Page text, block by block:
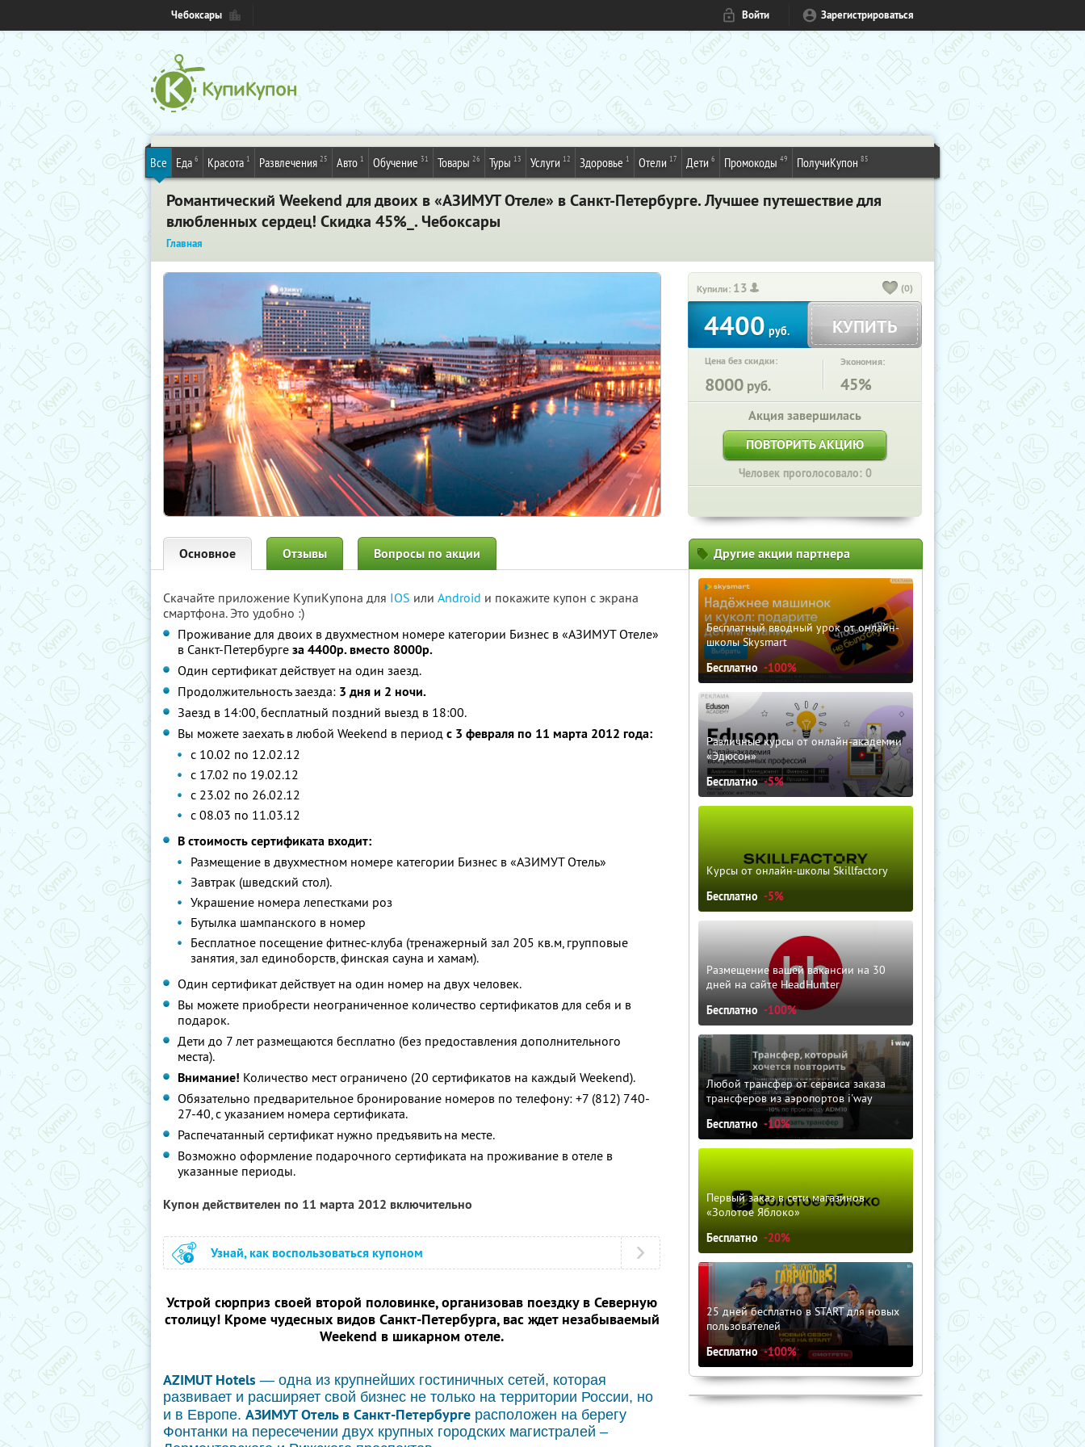
Чебоксары Войти Зарегистрироваться
Все Еда 6 Красота 1 Развлечения 25 Авто 1 Обучение 31 Товары 26 Туры 13 Услуги 12 Здоровье 1 Отели 17 Дети 6 Промокоды 49 ПолучиКупон 85
Романтический Weekend для двоих в «АЗИМУТ Отеле» в Санкт-Петербурге. Лучшее путешествие для
влюбленных сердец! Скидка 45%_. Чебоксары
Главная
Купили: 13 (0)
4400руб. КУПИТЬ
Цена без скидки:
8000 руб.
Экономия:
45%
Акция завершилась
ПОВТОРИТЬ АКЦИЮ
Человек проголосовало: 0
Основное Отзывы Вопросы по акции
Скачайте приложение КупиКупона для IOS или Android и покажите купон с экрана
смартфона. Это удобно :)
Проживание для двоих в двухместном номере категории Бизнес в «АЗИМУТ Отеле»
в Санкт-Петербурге за 4400р. вместо 8000р.
Один сертификат действует на один заезд.
Продолжительность заезда: 3 дня и 2 ночи.
Заезд в 14:00, бесплатный поздний выезд в 18:00.
Вы можете заехать в любой Weekend в период с 3 февраля по 11 марта 2012 года:
с 10.02 по 12.02.12
с 17.02 по 19.02.12
с 23.02 по 26.02.12
с 08.03 по 11.03.12
В стоимость сертификата входит:
Размещение в двухместном номере категории Бизнес в «АЗИМУТ Отель»
Завтрак (шведский стол).
Украшение номера лепестками роз
Бутылка шампанского в номер
Бесплатное посещение фитнес-клуба (тренажерный зал 205 кв.м, групповые
занятия, зал единоборств, финская сауна и хамам).
Один сертификат действует на один номер на двух человек.
Вы можете приобрести неограниченное количество сертификатов для себя и в
подарок.
Дети до 7 лет размещаются бесплатно (без предоставления дополнительного
места).
Внимание! Количество мест ограничено (20 сертификатов на каждый Weekend).
Обязательно предварительное бронирование номеров по телефону: +7 (812) 740-
27-40, с указанием номера сертификата.
Распечатанный сертификат нужно предъявить на месте.
Возможно оформление подарочного сертификата на проживание в отеле в
указанные периоды.
Купон действителен по 11 марта 2012 включительно
Узнай, как воспользоваться купоном
Устрой сюрприз своей второй половинке, организовав поездку в Северную
столицу! Кроме чудесных видов Санкт-Петербурга, вас ждет незабываемый
Weekend в шикарном отеле.
AZIMUT Hotels — одна из крупнейших гостиничных сетей, которая
развивает и расширяет свой бизнес не только на территории России, но
и в Европе. АЗИМУТ Отель в Санкт-Петербурге расположен на берегу
Фонтанки на пересечении двух крупных городских магистралей –
Другие акции партнера
Бесплатный вводный урок от онлайн-
школы Skysmart
Бесплатно -100%
Различные курсы от онлайн-академии
«Эдюсон»
Бесплатно -5%
Курсы от онлайн-школы Skillfactory
Бесплатно -5%
Размещение вашей вакансии на 30
дней на сайте HeadHunter
Бесплатно -100%
Любой трансфер от сервиса заказа
трансферов из аэропортов i'way
Бесплатно -10%
Первый заказ в сети магазинов
«Золотое Яблоко»
Бесплатно -20%
25 дней бесплатно в START для новых
пользователей
Бесплатно -100%